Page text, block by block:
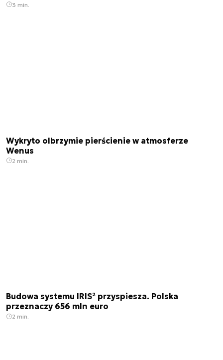
3 min.
Wykryto olbrzymie pierścienie w atmosferze
Wenus
2 min.
Budowa systemu IRIS² przyspiesza. Polska
przeznaczy 656 mln euro
2 min.